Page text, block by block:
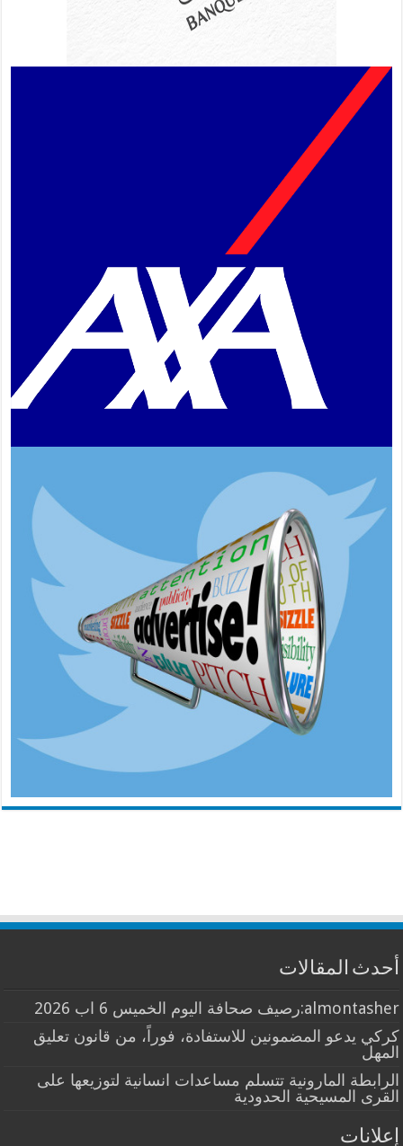
أحدث المقالات
almontasher:رصيف صحافة اليوم الخميس 6 اب 2026
كركي يدعو المضمونين للاستفادة، فوراً، من قانون تعليق
المهل
الرابطة المارونية تتسلم مساعدات انسانية لتوزيعها على
القرى المسيحية الحدودية
إعلانات